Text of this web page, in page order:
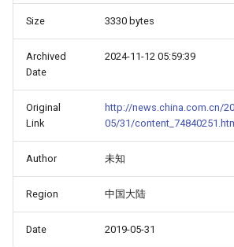
Size 3330 bytes
Archived
Date
2024-11-12 05:59:39
Original
Link
http://news.china.com.cn/
05/31/
Author 未知
Region 中国大陆
Date 2019-05-31